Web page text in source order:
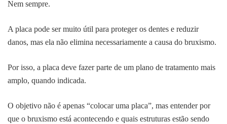
Nem sempre.
A placa pode ser muito útil para proteger os dentes e reduzir
danos, mas ela não elimina necessariamente a causa do bruxismo.
Por isso, a placa deve fazer parte de um plano de tratamento mais
amplo, quando indicada.
O objetivo não é apenas “colocar uma placa”, mas entender por
que o bruxismo está acontecendo e quais estruturas estão sendo